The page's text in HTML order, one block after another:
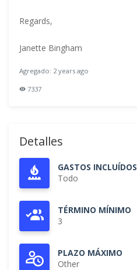
Regards,
Janette Bingham
Agregado: 2 years ago
7337
Detalles
GASTOS INCLUÍDOS
Todo
TÉRMINO MÍNIMO
3
PLAZO MÁXIMO
Other